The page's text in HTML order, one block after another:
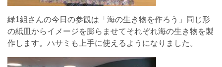
緑1組さんの今日の参観は「海の生き物を作ろう」同じ形
の紙皿からイメージを膨らませてそれぞれ海の生き物を製
作します。ハサミも上手に使えるようになりました。